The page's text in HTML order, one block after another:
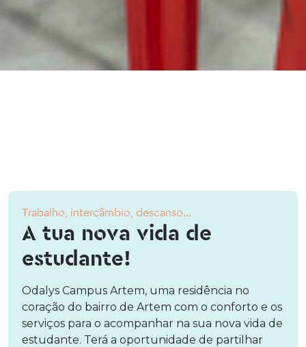
Trabalho, intercâmbio, descanso...
A tua nova vida de
estudante!
Odalys Campus Artem, uma residência no
coração do bairro de Artem com o conforto e os
serviços para o acompanhar na sua nova vida de
estudante. Terá a oportunidade de partilhar